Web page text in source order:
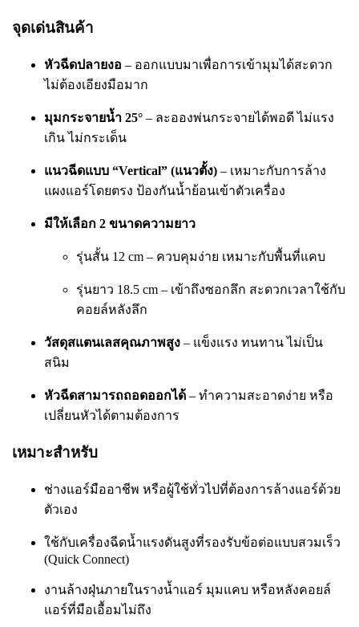
จุดเด่นสินค้า
หัวฉีดปลายงอ – ออกแบบมาเพื่อการเข้ามุมได้สะดวก
ไม่ต้องเอียงมือมาก
มุมกระจายน้ำ 25° – ละอองพ่นกระจายได้พอดี ไม่แรง
เกิน ไม่กระเด็น
แนวฉีดแบบ “Vertical” (แนวตั้ง) – เหมาะกับการล้าง
แผงแอร์โดยตรง ป้องกันน้ำย้อนเข้าตัวเครื่อง
มีให้เลือก 2 ขนาดความยาว
รุ่นสั้น 12 cm – ควบคุมง่าย เหมาะกับพื้นที่แคบ
รุ่นยาว 18.5 cm – เข้าถึงซอกลึก สะดวกเวลาใช้กับ
คอยล์หลังลึก
วัสดุสแตนเลสคุณภาพสูง – แข็งแรง ทนทาน ไม่เป็น
สนิม
หัวฉีดสามารถถอดออกได้ – ทำความสะอาดง่าย หรือ
เปลี่ยนหัวได้ตามต้องการ
เหมาะสำหรับ
ช่างแอร์มืออาชีพ หรือผู้ใช้ทั่วไปที่ต้องการล้างแอร์ด้วย
ตัวเอง
ใช้กับเครื่องฉีดน้ำแรงดันสูงที่รองรับข้อต่อแบบสวมเร็ว
(Quick Connect)
งานล้างฝุ่นภายในรางน้ำแอร์ มุมแคบ หรือหลังคอยล์
แอร์ที่มือเอื้อมไม่ถึง